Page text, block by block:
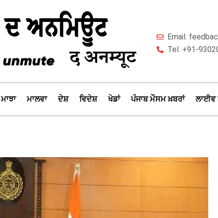
Email:
Tel: +91-
ਮਾਝਾ ਮਾਲਵਾ ਦੇਸ਼ ਵਿਦੇਸ਼ ਖੇਡਾਂ ਪੰਜਾਬ ਮੌਸਮ ਖ਼ਬਰਾਂ ਲਾਈਵ